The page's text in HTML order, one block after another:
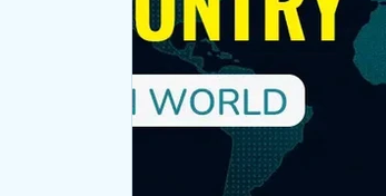
*【Business Communication】商業
【Cafe Talk】英語聊天室 【